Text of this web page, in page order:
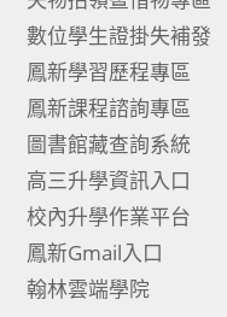
數位學生證掛失補發
鳳新學習歷程專區
鳳新課程諮詢專區
圖書館藏查詢系統
高三升學資訊入口
校內升學作業平台
鳳新Gmail入口
翰林雲端學院